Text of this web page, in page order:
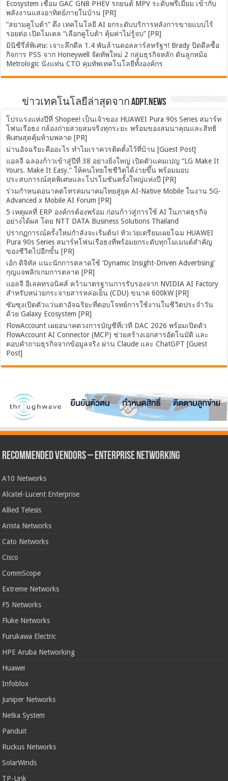
Ecosystem เชื่อม GAC GN8 PHEV รถยนต์ MPV ระดับพรีเมียม เข้ากับ
พลังงานแสงอาทิตย์ภายในบ้าน [PR]
“สยามคูโบต้า” ดึง เทคโนโลยี AI ยกระดับบริการหลังการขายแบบไร้
รอยต่อ เปิดโมเดล “เลือกคูโบต้า คุ้มค่าไม่รู้จบ” [PR]
มินิซีรี่ส์พิเศษ: เจาะลึกดีล 1.4 พันล้านดอลลาร์สหรัฐฯ! Brady ปิดดีลซื้อ
กิจการ PSS จาก Honeywell จัดทัพใหม่ 2 กลุ่มธุรกิจหลัก ดันลูกหม้อ
Metrologic นั่งแท่น CTO คุมทัพเทคโนโลยีทั้งองค์กร
ข่าวเทคโนโลยีล่าสุดจาก ADPT.news
โปรแรงแห่งปีที่ Shopee! เป็นเจ้าของ HUAWEI Pura 90s Series สมาร์ท
โฟนเรือธง กล้องถ่ายสวยสมจริงทุกระยะ พร้อมของสมนาคุณและสิทธิ
พิเศษสุดคุ้มห้ามพลาด [PR]
ม่านอัจฉริยะคืออะไร ทำไมเราควรติดตั้งไว้ที่บ้าน [Guest Post]
แอลจี ฉลองก้าวเข้าสู่ปีที่ 38 อย่างยิ่งใหญ่ เปิดตัวแคมเปญ “LG Make It
Yours. Make It Easy.” ให้คนไทยใชชีวิตได้ง่ายขึ้น พร้อมมอบ
ประสบการณ์สุดพิเศษและโปรโมชันครั้งใหญ่แห่งปี [PR]
ร่วมกำหนดอนาคตโทรคมนาคมไทยสู่ยุค AI-Native Mobile ในงาน 5G-
Advanced x Mobile AI Forum [PR]
5 เหตุผลที่ ERP องค์กรต้องพร้อม ก่อนก้าวสู่การใช้ AI ในภาคธุรกิจ
อย่างได้ผล โดย NTT DATA Business Solutions Thailand
ปรากฏการณ์ครั้งใหม่กำลังจะเริ่มต้น! หัวเว่ยเตรียมเผยโฉม HUAWEI
Pura 90s Series สมาร์ทโฟนเรือธงที่พร้อมยกระดับทุกโมเมนต์สำคัญ
ของชีวิตไปอีกขั้น [PR]
เอ้ก ดิจิทัล แนะนักการตลาดใช้ ‘Dynamic Insight-Driven Advertising’
กุญแจพลิกเกมการตลาด [PR]
แอลจี อีเลคทรอนิคส์ คว้ามาตรฐานการรับรองจาก NVIDIA AI Factory
สำหรับหน่วยกระจายสารหล่อเย็น (CDU) ขนาด 600kW [PR]
ซัมซุงเปิดตัวแว่นตาอัจฉริยะที่ตอบโจทย์การใช้งานในชีวิตประจำวัน
ด้วย Galaxy Ecosystem [PR]
FlowAccount เผยอนาคตวงการบัญชีที่เวที DAC 2026 พร้อมเปิดตัว
FlowAccount AI Connector (MCP) ช่วยสร้างเอกสารอัตโนมัติ และ
ตอบคำถามธุรกิจจากข้อมูลจริง ผ่าน Claude และ ChatGPT [Guest
Post]
Recommended Vendors – Enterprise Networking
A10 Networks
Alcatel-Lucent Enterprise
Allied Telesis
Arista Networks
Cato Networks
Cisco
CommScope
Extreme Networks
F5 Networks
Fluke Networks
Furukawa Electric
HPE Aruba Networking
Huawei
Infoblox
Juniper Networks
Netka System
Panduit
Ruckus Networks
SolarWinds
TP-Link